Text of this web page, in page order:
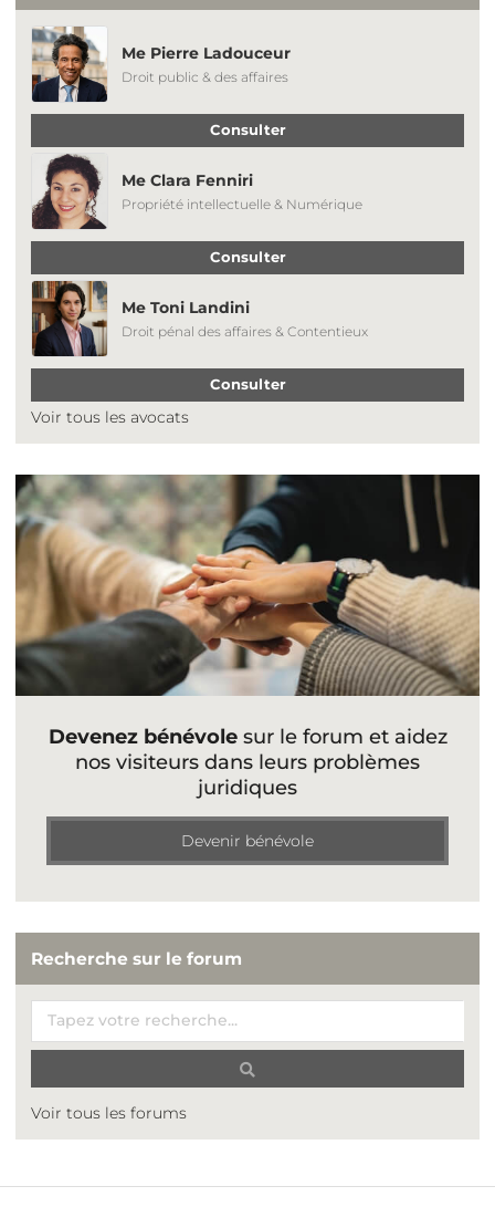
Me Pierre Ladouceur
Droit public & des affaires
Consulter
Me Clara Fenniri
Propriété intellectuelle & Numérique
Consulter
Me Toni Landini
Droit pénal des affaires & Contentieux
Consulter
Voir tous les avocats
Devenez bénévolesur le forum et aidez
nos visiteurs dans leurs problèmes
juridiques
Devenir bénévole
Recherche sur le forum
Voir tous les forums